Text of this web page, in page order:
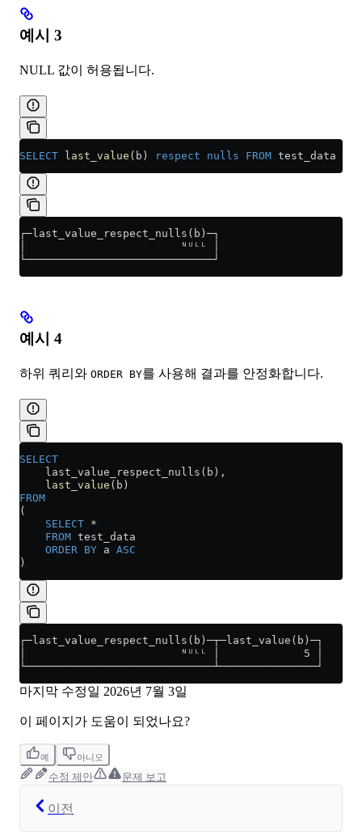
예시 3
NULL 값이 허용됩니다.
SELECT last_value (b) respect nulls FROM test_data
┌─last_value_respect_nulls(b)─┐
│                        ᴺᵁᴸᴸ │
└─────────────────────────────┘
예시 4
하위 쿼리와 ORDER BY를 사용해 결과를 안정화합니다.
SELECT
    last_value_respect_nulls(b),
    last_value
(b)
FROM
(
    SELECT
*
    FROM
test_data
    ORDER BY
a ASC
)
┌─last_value_respect_nulls(b)─┬─last_value(b)─┐
│                        ᴺᵁᴸᴸ │             5 │
└─────────────────────────────┴───────────────┘
마지막 수정일 2026년 7월 3일
이 페이지가 도움이 되었나요?
예 아니오
수정 제안 문제 보고
이전